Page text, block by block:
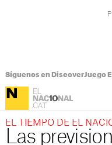
Síguenos en DiscoverJuego
EL TIEMPO DE EL
Las